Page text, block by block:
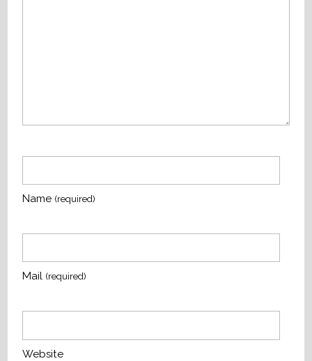
Name (required)
Mail (required)
Website